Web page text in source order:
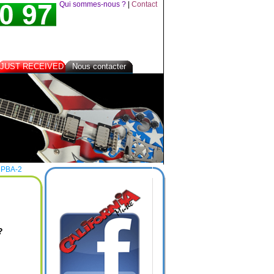
2
Qui sommes-nous ? Contact
JUST RECEIVED Nous contacter